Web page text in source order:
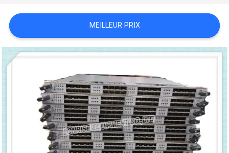
NOUS
CONTACTER
NOUVELLES
AFFAIRES
MEILLEUR PRIX